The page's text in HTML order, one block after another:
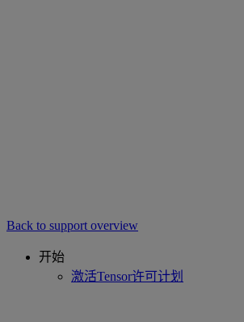
Back to support overview
开始
激活Tensor许可计划